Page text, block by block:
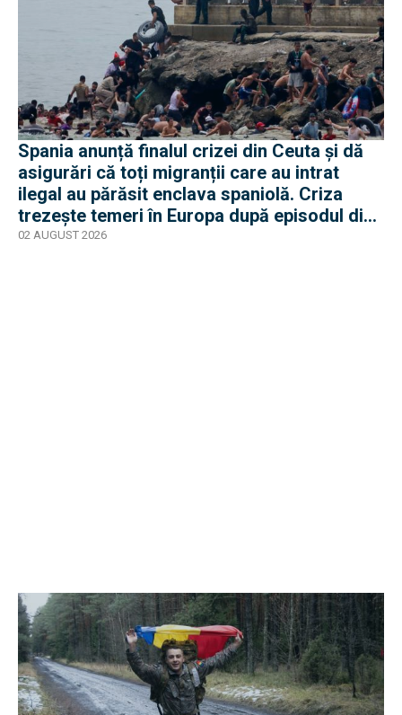
Spania anunță finalul crizei din Ceuta și dă
asigurări că toți migranții care au intrat
ilegal au părăsit enclava spaniolă. Criza
trezește temeri în Europa după episodul din
2015
02 AUGUST 2026